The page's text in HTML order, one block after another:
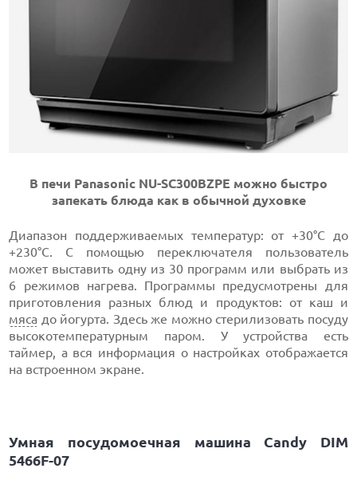
В печи Panasonic NU-SC300BZPE можно быстро
запекать блюда как в обычной духовке
Диапазон поддерживаемых температур: от +30°C до
+230°C. С помощью переключателя пользователь
может выставить одну из 30 программ или выбрать из
6 режимов нагрева. Программы предусмотрены для
приготовления разных блюд и продуктов: от каш и
мяса до йогурта. Здесь же можно стерилизовать посуду
высокотемпературным паром. У устройства есть
таймер, а вся информация о настройках отображается
на встроенном экране.
Умная посудомоечная машина Candy DIM
5466F-07